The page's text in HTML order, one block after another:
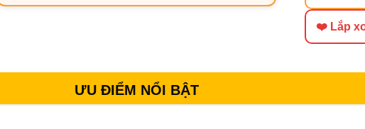
❤️ Lắp
ƯU ĐIỂM NỔI BẬT